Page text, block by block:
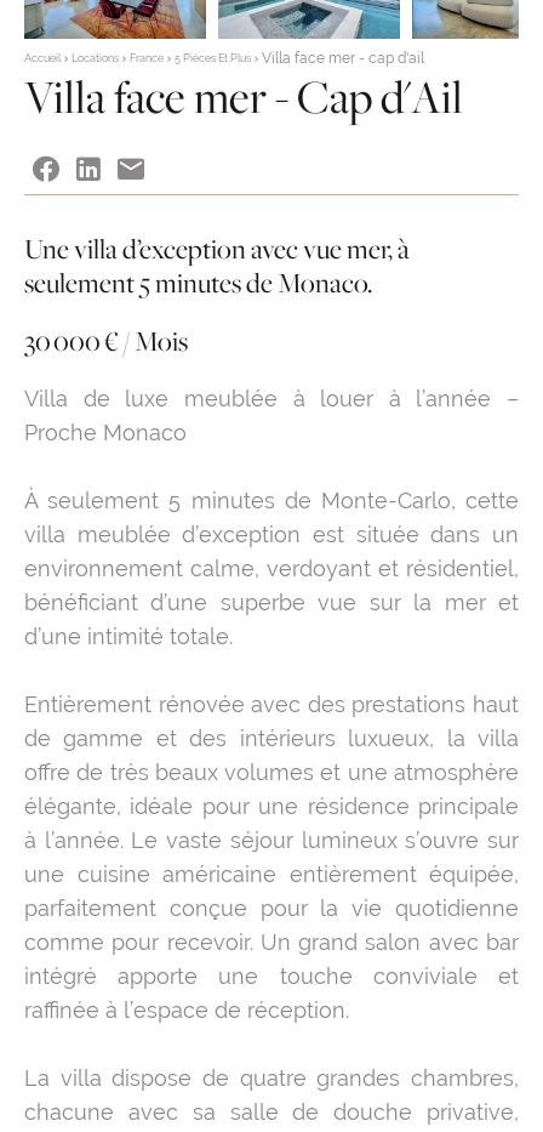
Accueil Locations France 5 Pièces Et Plus Villa face mer - cap d'ail
Villa face mer - Cap d'Ail
Une villa d’exception avec vue mer, à
seulement 5 minutes de Monaco.
30 000 € / Mois
Villa de luxe meublée à louer à l’année –
Proche Monaco
À seulement 5 minutes de Monte-Carlo, cette
villa meublée d’exception est située dans un
environnement calme, verdoyant et résidentiel,
bénéficiant d’une superbe vue sur la mer et
d’une intimité totale.
Entièrement rénovée avec des prestations haut
de gamme et des intérieurs luxueux, la villa
offre de très beaux volumes et une atmosphère
élégante, idéale pour une résidence principale
à l’année. Le vaste séjour lumineux s’ouvre sur
une cuisine américaine entièrement équipée,
parfaitement conçue pour la vie quotidienne
comme pour recevoir. Un grand salon avec bar
intégré apporte une touche conviviale et
raffinée à l’espace de réception.
La villa dispose de quatre grandes chambres,
chacune avec sa salle de douche privative,